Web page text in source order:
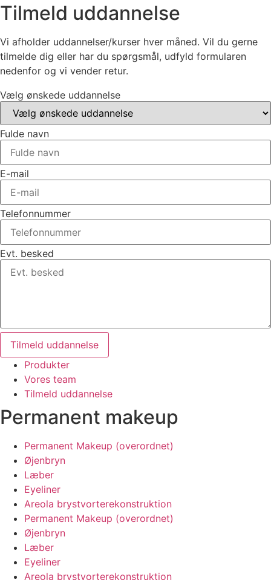
Tilmeld uddannelse
Vi afholder uddannelser/kurser hver måned. Vil du gerne
tilmelde dig eller har du spørgsmål, udfyld formularen
nedenfor og vi vender retur.
Vælg ønskede uddannelse
Fulde navn
E-mail
Telefonnummer
Evt. besked
Tilmeld uddannelse
Produkter
Vores team
Tilmeld uddannelse
Permanent makeup
Permanent Makeup (overordnet)
Øjenbryn
Læber
Eyeliner
Areola brystvorterekonstruktion
Permanent Makeup (overordnet)
Øjenbryn
Læber
Eyeliner
Areola brystvorterekonstruktion